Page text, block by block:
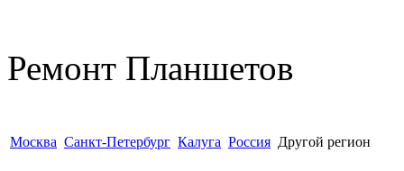
Ремонт Планшетов
Москва Санкт-Петербург Калуга Россия Другой регион